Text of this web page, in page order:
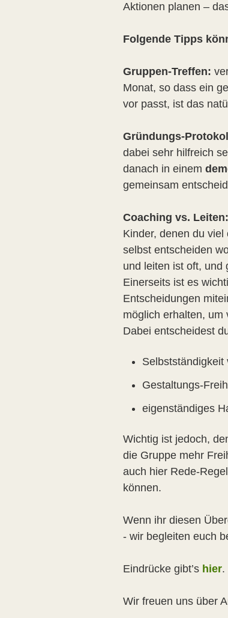
Aktionen planen –
Folgende Tipps
Gruppen-Treffen:
Monat, so dass ein
vor passt, ist das
Gründungs-
dabei sehr hilfreich
danach in einem
gemeinsam
Coaching vs. Leiten:
Kinder, denen du
selbst entscheiden
und leiten ist oft, und
Einerseits ist es
Entscheidungen
möglich erhalten, um
Dabei entscheidest
Selbstständigkeit
Gestaltungs-
eigenständiges
Wichtig ist jedoch,
die Gruppe mehr
auch hier Rede-
können.
Wenn ihr diesen
- wir begleiten euch
Eindrücke gibt’s hier.
Wir freuen uns über